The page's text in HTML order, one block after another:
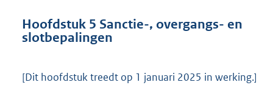
Hoofdstuk 5 Sanctie-, overgangs- en
slotbepalingen
[Dit hoofdstuk treedt op 1 januari 2025 in werking.]